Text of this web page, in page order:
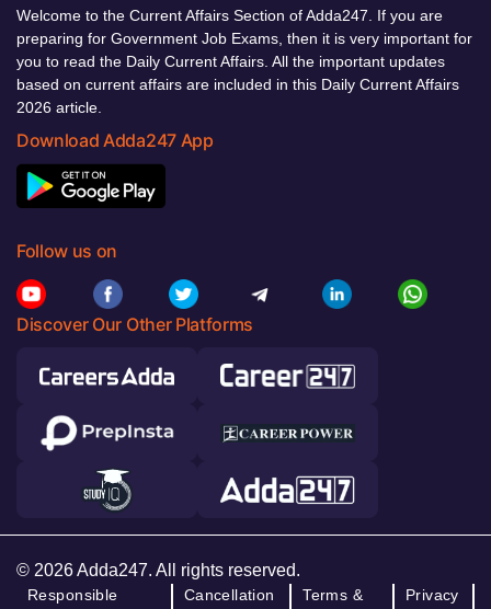
Welcome to the Current Affairs Section of Adda247. If you are
preparing for Government Job Exams, then it is very important for
you to read the Daily Current Affairs. All the important updates
based on current affairs are included in this Daily Current Affairs
2026 article.
Download Adda247 App
Follow us on
Discover Our Other Platforms
© 2026 Adda247. All rights reserved.
Responsible
Cancellation
Terms &
Privacy